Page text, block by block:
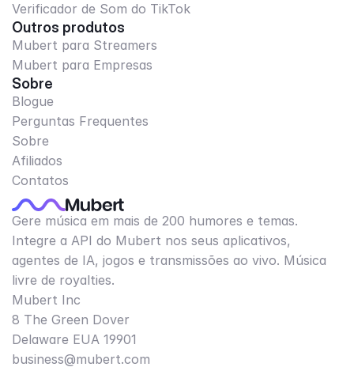
Verificador de Som do TikTok
Outros produtos
Mubert para Streamers
Mubert para Empresas
Sobre
Blogue
Perguntas Frequentes
Sobre
Afiliados
Contatos
Gere música em mais de 200 humores e temas.
Integre a API do Mubert nos seus aplicativos,
agentes de IA, jogos e transmissões ao vivo. Música
livre de royalties.
Mubert Inc
8 The Green Dover
Delaware EUA 19901​
business@mubert.com